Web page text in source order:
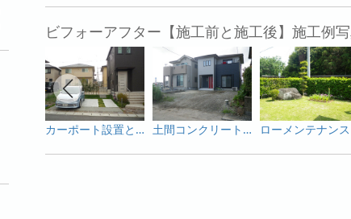
ビフォーアフター【施工前と施工後】施工例
カーポート設置と雑草対策工事 土間コンクリート打設工事